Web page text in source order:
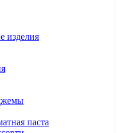
изделия
паста